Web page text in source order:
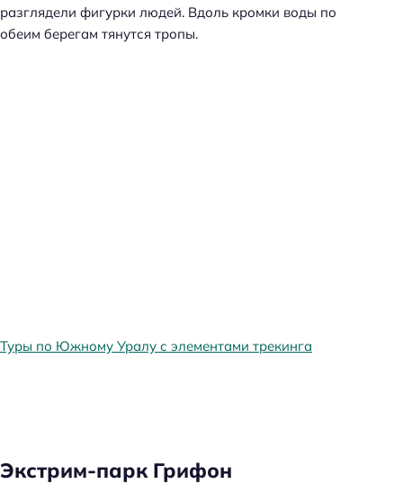
разглядели фигурки людей. Вдоль кромки воды по
обеим берегам тянутся тропы.
Туры по Южному Уралу с элементами трекинга
Экстрим-парк Грифон